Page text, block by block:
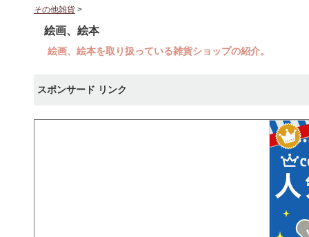
その他雑貨 >
絵画、絵本
絵画、絵本を取り扱っている雑貨ショップの紹介。
スポンサード リンク